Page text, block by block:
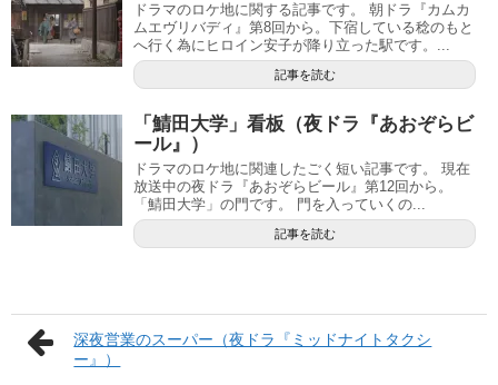
ドラマのロケ地に関する記事です。 朝ドラ『カムカ
ムエヴリバディ』第8回から。下宿している稔のもと
へ行く為にヒロイン安子が降り立った駅です。...
記事を読む
「鯖田大学」看板（夜ドラ『あおぞらビ
ール』）
ドラマのロケ地に関連したごく短い記事です。 現在
放送中の夜ドラ『あおぞらビール』第12回から。
「鯖田大学」の門です。 門を入っていくの...
記事を読む
深夜営業のスーパー（夜ドラ『ミッドナイトタクシ
ー』）